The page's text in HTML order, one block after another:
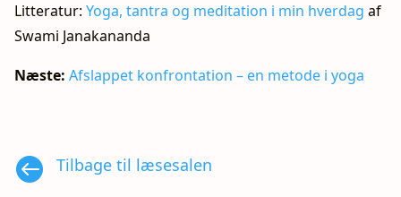
Litteratur: Yoga, tantra og meditation i min hverdag af
Swami Janakananda
Næste: Afslappet konfrontation – en metode i yoga
 Tilbage til læsesalen